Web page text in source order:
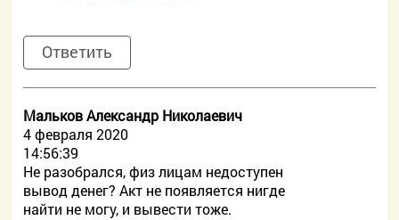
Ответить
Мальков Александр Николаевич
4 февраля 2020
14:56:39
Не разобрался, физ лицам недоступен
вывод денег? Акт не появляется нигде
найти не могу, и вывести тоже.